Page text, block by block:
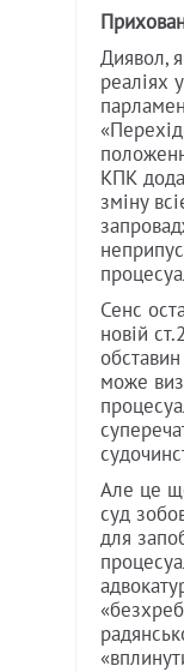
Диявол,
реаліях
КПК
зміну
Сенс
новій
може
Але це
суд
для